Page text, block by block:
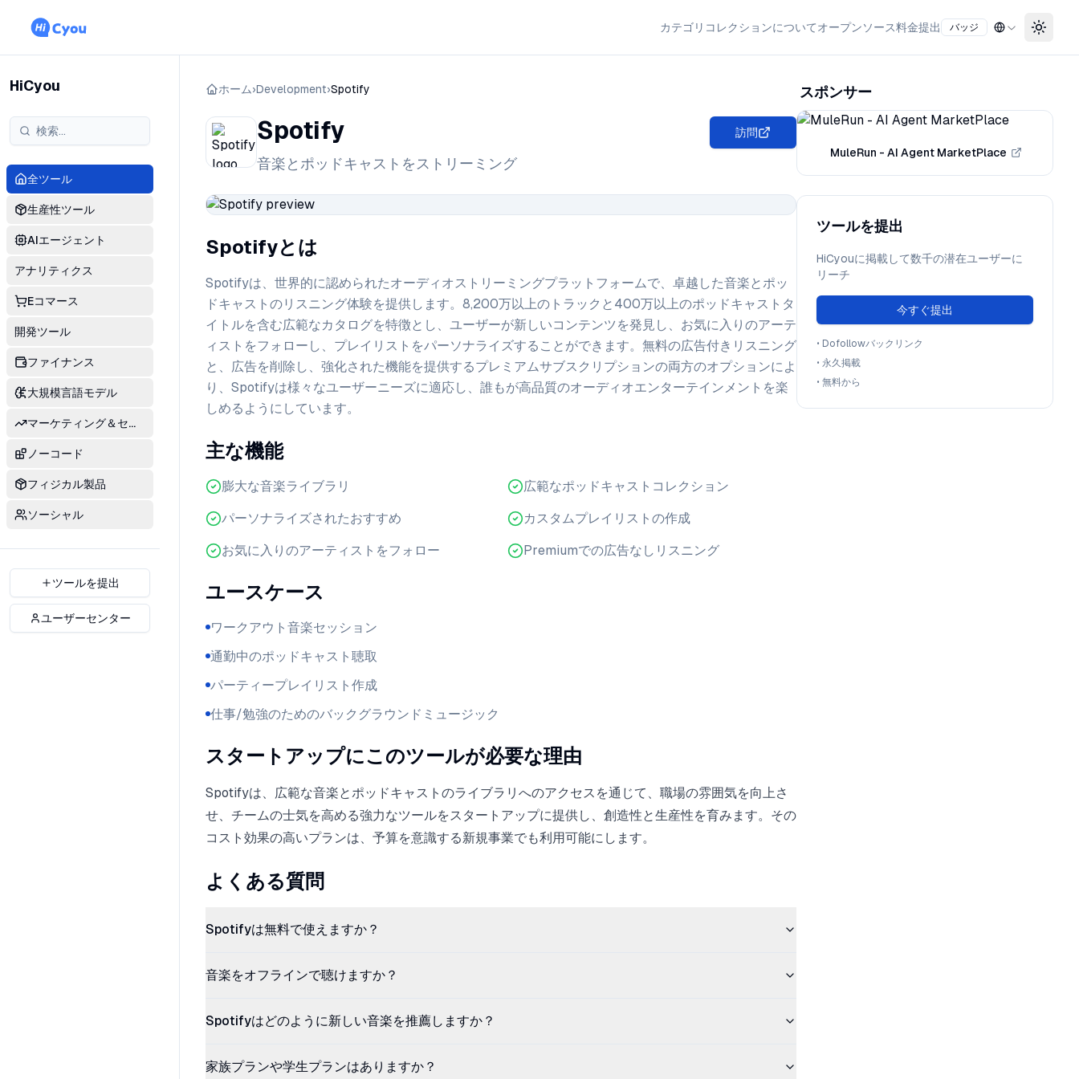
カテゴリ コレクションについてオープンソース料金提出 バッジ
HiCyou
全ツール
生産性ツール
AIエージェント
アナリティクス
Eコマース
開発ツール
ファイナンス
大規模言語モデル
マーケティング＆セールス
ノーコード
フィジカル製品
ソーシャル
ツールを提出
ユーザーセンター
ホーム›Development›Spotify
Spotify
音楽とポッドキャストをストリーミング
訪問
Spotifyとは
Spotifyは、世界的に認められたオーディオストリーミングプラットフォームで、卓越した音楽とポッ
ドキャストのリスニング体験を提供します。8,200万以上のトラックと400万以上のポッドキャストタ
イトルを含む広範なカタログを特徴とし、ユーザーが新しいコンテンツを発見し、お気に入りのアーテ
ィストをフォローし、プレイリストをパーソナライズすることができます。無料の広告付きリスニング
と、広告を削除し、強化された機能を提供するプレミアムサブスクリプションの両方のオプションによ
り、Spotifyは様々なユーザーニーズに適応し、誰もが高品質のオーディオエンターテインメントを楽
しめるようにしています。
主な機能
膨大な音楽ライブラリ 広範なポッドキャストコレクション
パーソナライズされたおすすめ カスタムプレイリストの作成
お気に入りのアーティストをフォロー Premiumでの広告なしリスニング
ユースケース
ワークアウト音楽セッション
通勤中のポッドキャスト聴取
パーティープレイリスト作成
仕事/勉強のためのバックグラウンドミュージック
スタートアップにこのツールが必要な理由
Spotifyは、広範な音楽とポッドキャストのライブラリへのアクセスを通じて、職場の雰囲気を向上さ
せ、チームの士気を高める強力なツールをスタートアップに提供し、創造性と生産性を育みます。その
コスト効果の高いプランは、予算を意識する新規事業でも利用可能にします。
よくある質問
Spotifyは無料で使えますか？
音楽をオフラインで聴けますか？
Spotifyはどのように新しい音楽を推薦しますか？
家族プランや学生プランはありますか？
スポンサー
MuleRun - AI Agent MarketPlace
ツールを提出
HiCyouに掲載して数千の潜在ユーザーに
リーチ
今すぐ提出
• Dofollowバックリンク
• 永久掲載
• 無料から